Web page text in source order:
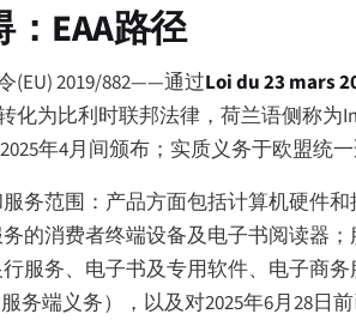
EAA路径
(EU) 2019/882——通过Loi du 23 mars
化为比利时联邦法律，荷兰语侧称为
年4月间颁布；实质义务于欧盟统
务范围：产品方面包括计算机硬件
的消费者终端设备及电子书阅读器
服务、电子书及专用软件、电子商
务端义务），以及对2025年6月28